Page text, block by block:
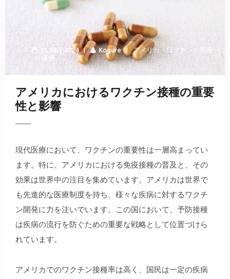
15 10月 2024 Kogure アメリカ・ワクチン・医療
医療
アメリカにおけるワクチン接種の重要
性と影響
現代医療において、ワクチンの重要性は一層高まってい
ます。 特に、アメリカにおける免疫接種の普及と、その
効果は世界中の注目を集めています。アメリカは世界で
も先進的な医療制度を持ち、様々な疾病に対するワクチ
ン開発に力を注いでいます。この国において、予防接種
は疾病の流行を防ぐための重要な戦略として位置づけら
れています。
アメリカでのワクチン接種率は高く、国民は一定の疾病